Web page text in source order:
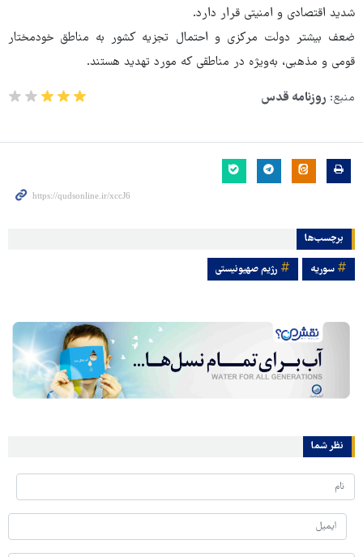
شدید اقتصادی و امنیتی قرار دارد.
ضعف بیشتر دولت مرکزی و احتمال تجزیه کشور به مناطق خودمختار
قومی و مذهبی، به‌ویژه در مناطقی که مورد تهدید هستند.
منبع: روزنامه قدس
برچسب‌ها
سوریه رژیم صهیونیستی
نظر شما